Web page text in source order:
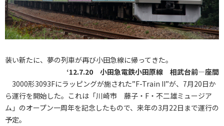
装い新たに、夢の列車が再び小田急線に帰ってきた。
‘12.7.20 小田急電鉄小田原線 相武台前―座間
3000形3093Fにラッピングが施された”F-Train II”が、7月20日か
ら運行を開始した。これは「川崎市 藤子・F・不二雄ミュージア
ム」のオープン一周年を記念したもので、来年の3月22日まで運行の
予定。